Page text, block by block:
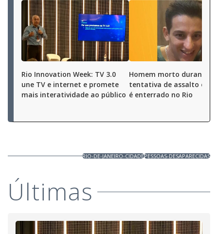
Rio Innovation Week: TV 3.0
une TV e internet e promete
mais interatividade ao público
Homem morto durante
tentativa de assalto em
é enterrado no Rio
RIO-DE-JANEIRO-CIDADEPESSOAS-DESAPARECIDAS
Últimas